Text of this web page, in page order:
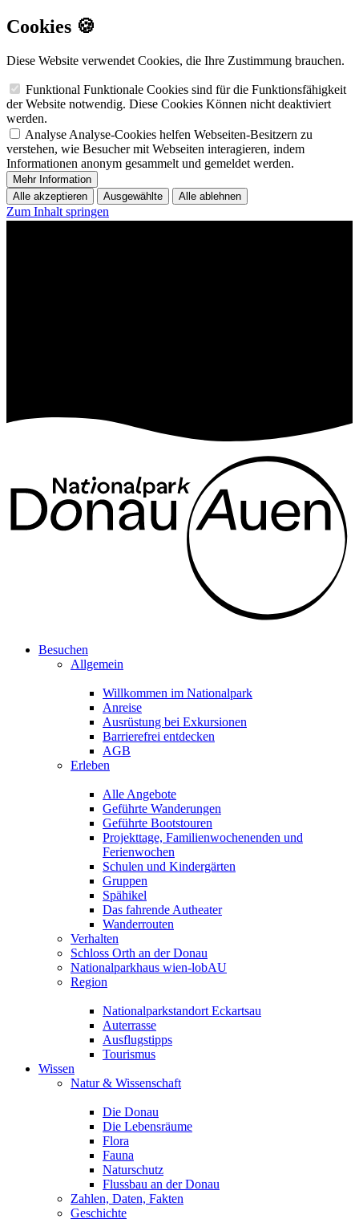
Cookies 🍪
Diese Website verwendet Cookies, die Ihre Zustimmung brauchen.
Funktional Funktionale Cookies sind für die Funktionsfähigkeit
der Website notwendig. Diese Cookies Können nicht deaktiviert
werden.
Analyse Analyse-Cookies helfen Webseiten-Besitzern zu
verstehen, wie Besucher mit Webseiten interagieren, indem
Informationen anonym gesammelt und gemeldet werden.
Mehr Information
Alle akzeptieren
Ausgewählte Alle ablehnen
Zum Inhalt springen
Besuchen
Allgemein
Willkommen im Nationalpark
Anreise
Ausrüstung bei Exkursionen
Barrierefrei entdecken
AGB
Erleben
Alle Angebote
Geführte Wanderungen
Geführte Bootstouren
Projekttage, Familienwochenenden und
Ferienwochen
Schulen und Kindergärten
Gruppen
Spähikel
Das fahrende Autheater
Wanderrouten
Verhalten
Schloss Orth an der Donau
Nationalparkhaus wien-lobAU
Region
Nationalparkstandort Eckartsau
Auterrasse
Ausflugstipps
Tourismus
Wissen
Natur & Wissenschaft
Die Donau
Die Lebensräume
Flora
Fauna
Naturschutz
Flussbau an der Donau
Zahlen, Daten, Fakten
Geschichte